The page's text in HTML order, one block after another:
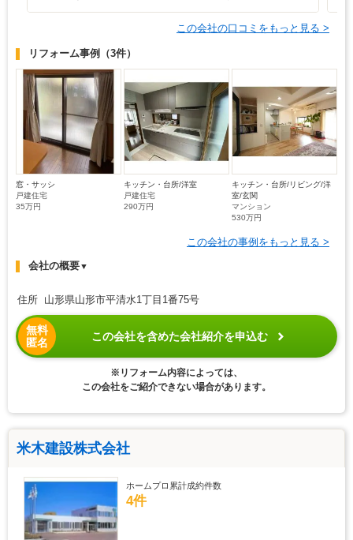
この会社の口コミをもっと見る >
リフォーム事例 （3件）
窓・サッシ
戸建住宅
35万円
キッチン・台所/洋室
戸建住宅
290万円
キッチン・台所/リビング/洋
室/玄関
マンション
530万円
この会社の事例をもっと見る >
会社の概要▼
住所 山形県山形市平清水1丁目1番75号
無料
匿名
この会社を含めた会社紹介を申込む
※リフォーム内容によっては、
この会社をご紹介できない場合があります。
米木建設株式会社
ホームプロ累計成約件数
4件